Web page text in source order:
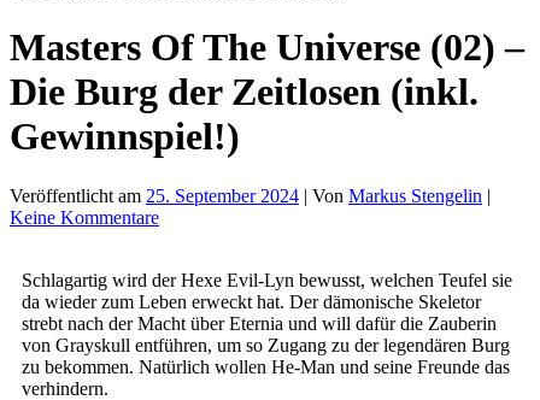
Masters Of The Universe (02) –
Die Burg der Zeitlosen (inkl.
Gewinnspiel!)
Veröffentlicht am 25. September 2024 | Von Markus Stengelin |
Keine Kommentare
Schlagartig wird der Hexe Evil-Lyn bewusst, welchen Teufel sie
da wieder zum Leben erweckt hat. Der dämonische Skeletor
strebt nach der Macht über Eternia und will dafür die Zauberin
von Grayskull entführen, um so Zugang zu der legendären Burg
zu bekommen. Natürlich wollen He-Man und seine Freunde das
verhindern.